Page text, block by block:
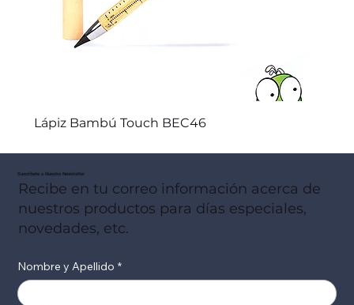
Lápiz Bambú Touch BEC46
Suscribete a Nuestro Newsletter
Recibe en tu correo información acerca de
nuestros productos para días especiales,
novedades, etc.
Nombre y Apellido *